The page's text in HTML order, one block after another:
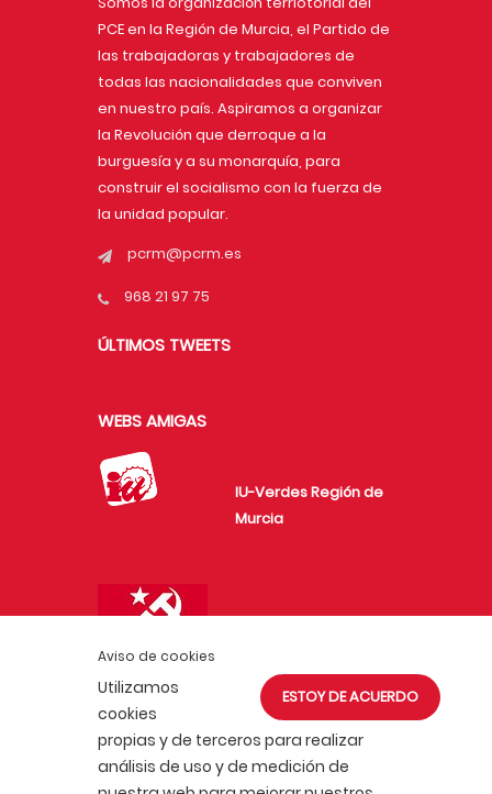
Aviso de cookies
ESTOY DE ACUERDO
Utilizamos
cookies
propias y de terceros para realizar
análisis de uso y de medición de
PCE en la Región de Murcia, el Partido de
las trabajadoras y trabajadores de
todas las nacionalidades que conviven
en nuestro país. Aspiramos a organizar
la Revolución que derroque a la
burguesía y a su monarquía, para
construir el socialismo con la fuerza de
la unidad popular.
pcrm@pcrm.es
968 21 97 75
ÚLTIMOS TWEETS
WEBS AMIGAS
IU-Verdes Región de
Murcia
España